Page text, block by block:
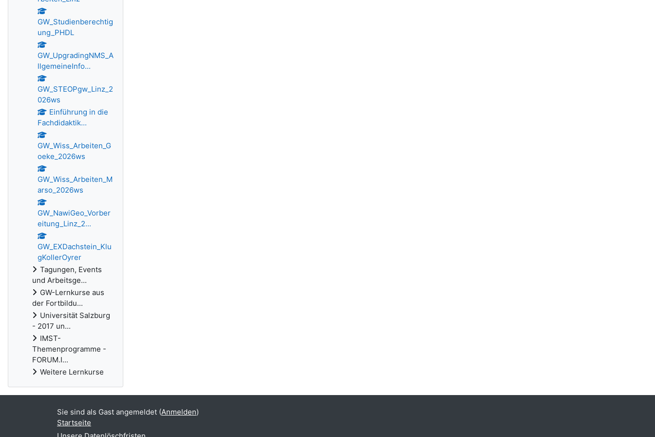
GW_Studienberechtig
ung_PHDL
GW_UpgradingNMS_A
llgemeineInfo...
GW_STEOPgw_Linz_2
026ws
Einführung in die
Fachdidaktik...
GW_Wiss_Arbeiten_G
oeke_2026ws
GW_Wiss_Arbeiten_M
arso_2026ws
GW_NawiGeo_Vorber
eitung_Linz_2...
GW_EXDachstein_Klu
gKollerOyrer
Tagungen, Events
und Arbeitsge...
GW-Lernkurse aus
der Fortbildu...
Universität Salzburg
- 2017 un...
IMST-
Themenprogramme -
FORUM.I...
Weitere Lernkurse
Sie sind als Gast angemeldet (Anmelden)
Startseite